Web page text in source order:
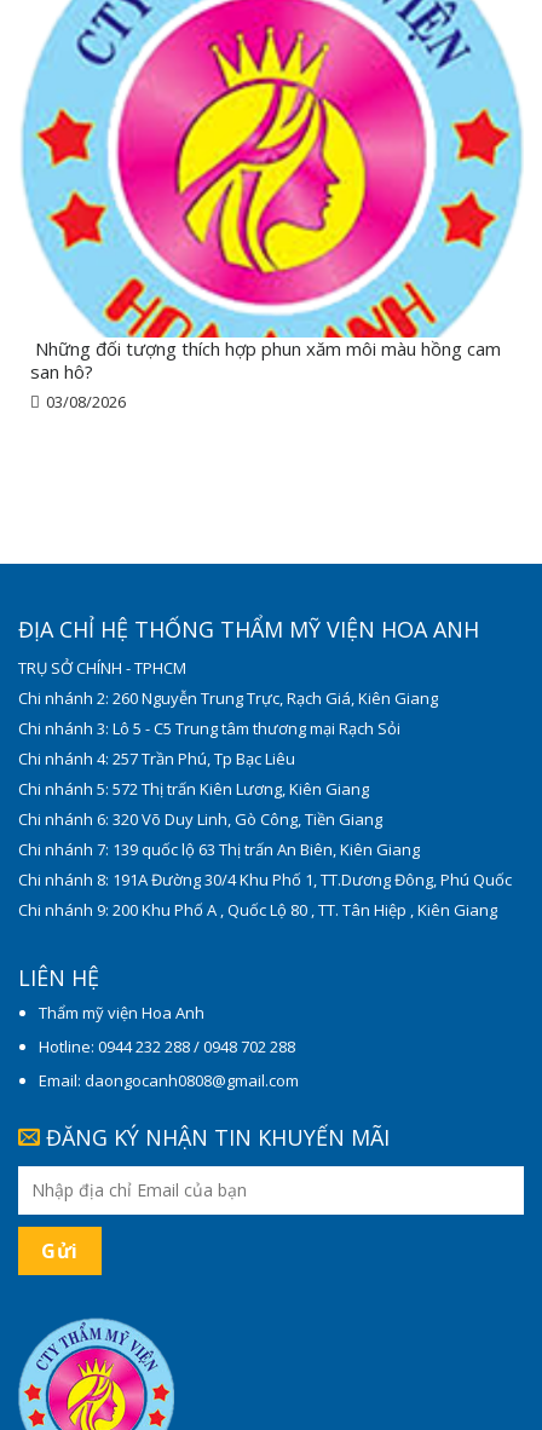
Những đối tượng thích hợp phun xăm môi màu hồng cam
san hô?
03/08/2026
ĐỊA CHỈ HỆ THỐNG THẨM MỸ VIỆN HOA ANH
TRỤ SỞ CHÍNH - TPHCM
Chi nhánh 2: 260 Nguyễn Trung Trực, Rạch Giá, Kiên Giang
Chi nhánh 3: Lô 5 - C5 Trung tâm thương mại Rạch Sỏi
Chi nhánh 4: 257 Trần Phú, Tp Bạc Liêu
Chi nhánh 5: 572 Thị trấn Kiên Lương, Kiên Giang
Chi nhánh 6: 320 Võ Duy Linh, Gò Công, Tiền Giang
Chi nhánh 7: 139 quốc lộ 63 Thị trấn An Biên, Kiên Giang
Chi nhánh 8: 191A Đường 30/4 Khu Phố 1, TT.Dương Đông, Phú Quốc
Chi nhánh 9: 200 Khu Phố A , Quốc Lộ 80 , TT. Tân Hiệp , Kiên Giang
LIÊN HỆ
Thẩm mỹ viện Hoa Anh
Hotline: 0944 232 288 / 0948 702 288
Email: daongocanh0808@gmail.com
ĐĂNG KÝ NHẬN TIN KHUYẾN MÃI